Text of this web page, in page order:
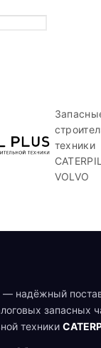
техники
VOLVO
— надёжный
запасных
техники